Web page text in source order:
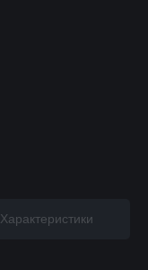
Характеристики